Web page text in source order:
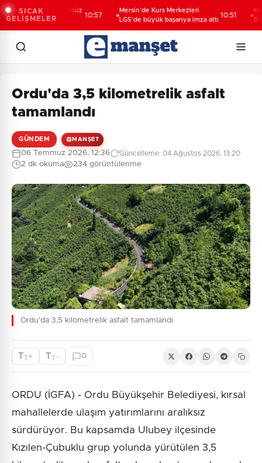
SICAK
GELİŞMELER
"Terörsüz
Yasal
Mersin'de Kurs Merkezleri
LGS’de büyük başarıya imza attı
Ordu'da 3,5 kilometrelik asfalt
tamamlandı
GÜNDEM MANŞET
06 Temmuz 2026, 12:36 Güncelleme: 04 Ağustos 2026, 13:20
2 dk okuma 234 görüntülenme
Ordu'da 3,5 kilometrelik asfalt tamamlandı
TT+ TT - 0
ORDU (İGFA) - Ordu Büyükşehir Belediyesi, kırsal
mahallelerde ulaşım yatırımlarını aralıksız
sürdürüyor. Bu kapsamda Ulubey ilçesinde
Kızılen-Çubuklu grup yolunda yürütülen 3,5